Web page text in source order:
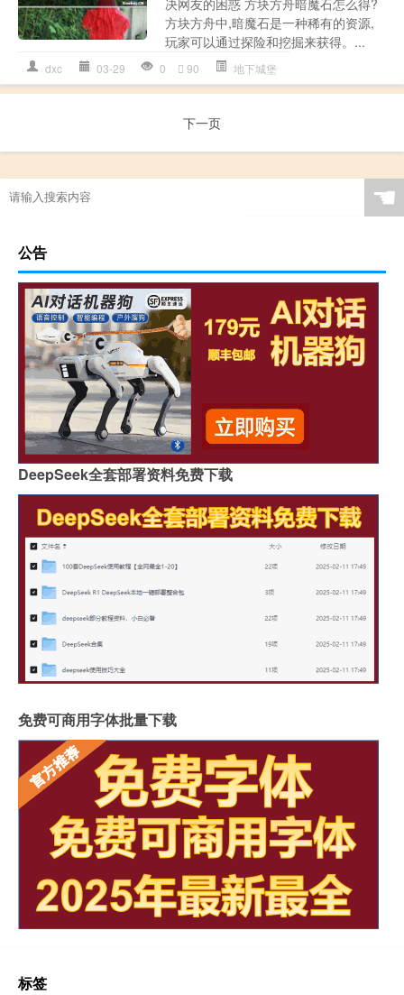
决网友的困惑 方块方舟暗魔石怎么得?
方块方舟中,暗魔石是一种稀有的资源,
玩家可以通过探险和挖掘来获得。...
dxc 03-29 0 90 地下城堡
下一页
☚
公告
DeepSeek全套部署资料免费下载
免费可商用字体批量下载
标签